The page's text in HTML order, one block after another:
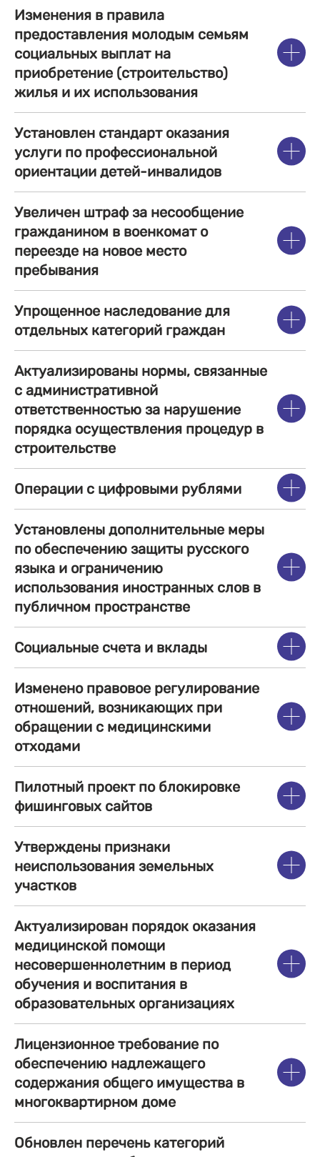
Изменения в правила
предоставления молодым семьям
социальных выплат на
приобретение (строительство)
жилья и их использования
Установлен стандарт оказания
услуги по профессиональной
ориентации детей-инвалидов
Увеличен штраф за несообщение
гражданином в военкомат о
переезде на новое место
пребывания
Упрощенное наследование для
отдельных категорий граждан
Актуализированы нормы, связанные
с административной
ответственностью за нарушение
порядка осуществления процедур в
строительстве
Операции с цифровыми рублями
Установлены дополнительные меры
по обеспечению защиты русского
языка и ограничению
использования иностранных слов в
публичном пространстве
Социальные счета и вклады
Изменено правовое регулирование
отношений, возникающих при
обращении с медицинскими
отходами
Пилотный проект по блокировке
фишинговых сайтов
Утверждены признаки
неиспользования земельных
участков
Актуализирован порядок оказания
медицинской помощи
несовершеннолетним в период
обучения и воспитания в
образовательных организациях
Лицензионное требование по
обеспечению надлежащего
содержания общего имущества в
многоквартирном доме
Обновлен перечень категорий